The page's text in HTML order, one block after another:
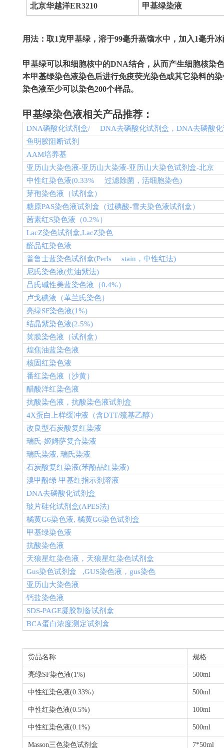
北京华越洋ER3210 甲基绿染液
用法：取1克甲基绿，溶于99毫升蒸馏水中，加入1毫升
甲基绿可以和细胞核中的DNA结合，从而产生细胞核染
本甲基绿染色液染色后进行免疫荧光染色或其它染料的
染色液至少可以染色200个样品。
甲基绿染色液相关产品推荐：
DNA磷酸化试剂盒/ DNA去磷酸化试剂盒， DNA去磷酸
鱼明胶阻断试剂
AAM培养基
亚历山大染色液-亚历山大染液-亚历山大染色试剂盒-北京
中性红染色液(0.33% 过滤除菌，活细胞染色)
芽孢染色液（试剂盒）
糖原PAS染色液试剂盒（过碘酸-雪夫染色液试剂盒）
茜素红S染色液（0.2%）
LacZ染色试剂盒,LacZ染色
醛品红染色液
普鲁士蓝染色试剂盒(Perls stain ，中性红法)
尼氏染色液(焦油紫法)
吕氏碱性美蓝染色液（0.4%）
卢戈碘液（革兰氏染色）
亮绿SF染色液(1%)
结晶紫染色液(2.5%)
荚膜染色液（试剂盒）
煌焦油蓝染色液
核固红染色液
番红染色液（沙黄）
醋酸洋红染色液
抗酸染色液，抗酸染色液试剂盒
4X蛋白上样缓冲液（含DTT/巯基乙醇）
改良型石炭酸复红染液
瑞氏-姬姆萨复合染液
瑞氏染液, 瑞氏染液
石炭酸复红染液(苯酚品红染液)
溴甲酚绿-甲基红指示剂溶液
DNA去磷酸化试剂盒
玻片硅化试剂盒(APES法)
橘黄G6染色液, 橘黄G6染色试剂盒
甲基绿染色液
抗酸染色液
天狼星红染色液，天狼星红染色试剂盒
Gus染色试剂盒 ,GUS染色液， gus染色
亚历山大染色液
钙盐染色液
SDS-PAGE凝胶制备试剂盒
BCA蛋白浓度测定试剂盒
货品名称 规格
亮绿SF染色液(1%) 500ml
中性红染色液(0.33%） 500ml
中性红染色液(0.5%) 100ml
中性红染色液(0.1%) 500ml
Masson三色染色试剂盒 7*50ml